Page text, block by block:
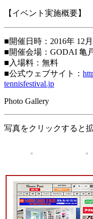
【イベント実施概要】
■開催日時：2016年 12
■開催会場：GODAI 亀
■入場料：無料
■公式ウェブサイト：
tennisfestival.jp
Photo Gallery
写真をクリックすると